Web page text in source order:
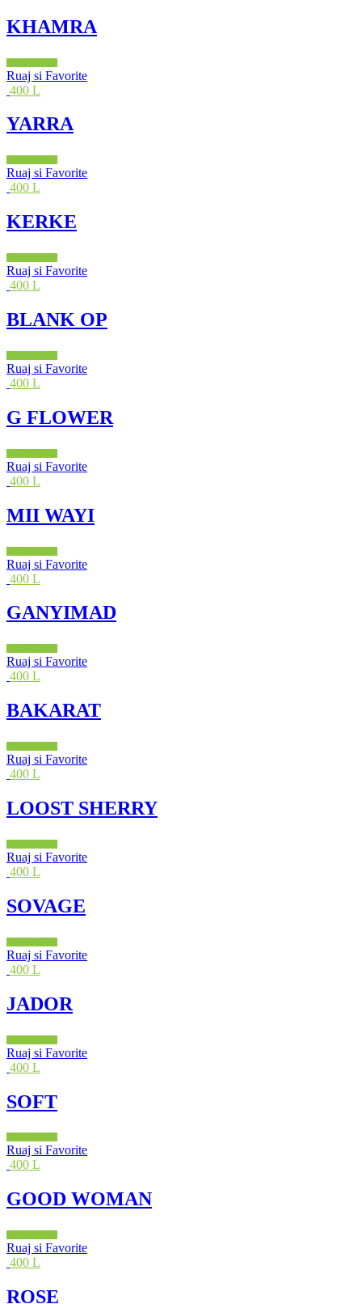
KHAMRA
Ruaj si Favorite
400 L
YARRA
Ruaj si Favorite
400 L
KERKE
Ruaj si Favorite
400 L
BLANK OP
Ruaj si Favorite
400 L
G FLOWER
Ruaj si Favorite
400 L
MII WAYI
Ruaj si Favorite
400 L
GANYIMAD
Ruaj si Favorite
400 L
BAKARAT
Ruaj si Favorite
400 L
LOOST SHERRY
Ruaj si Favorite
400 L
SOVAGE
Ruaj si Favorite
400 L
JADOR
Ruaj si Favorite
400 L
SOFT
Ruaj si Favorite
400 L
GOOD WOMAN
Ruaj si Favorite
400 L
ROSE